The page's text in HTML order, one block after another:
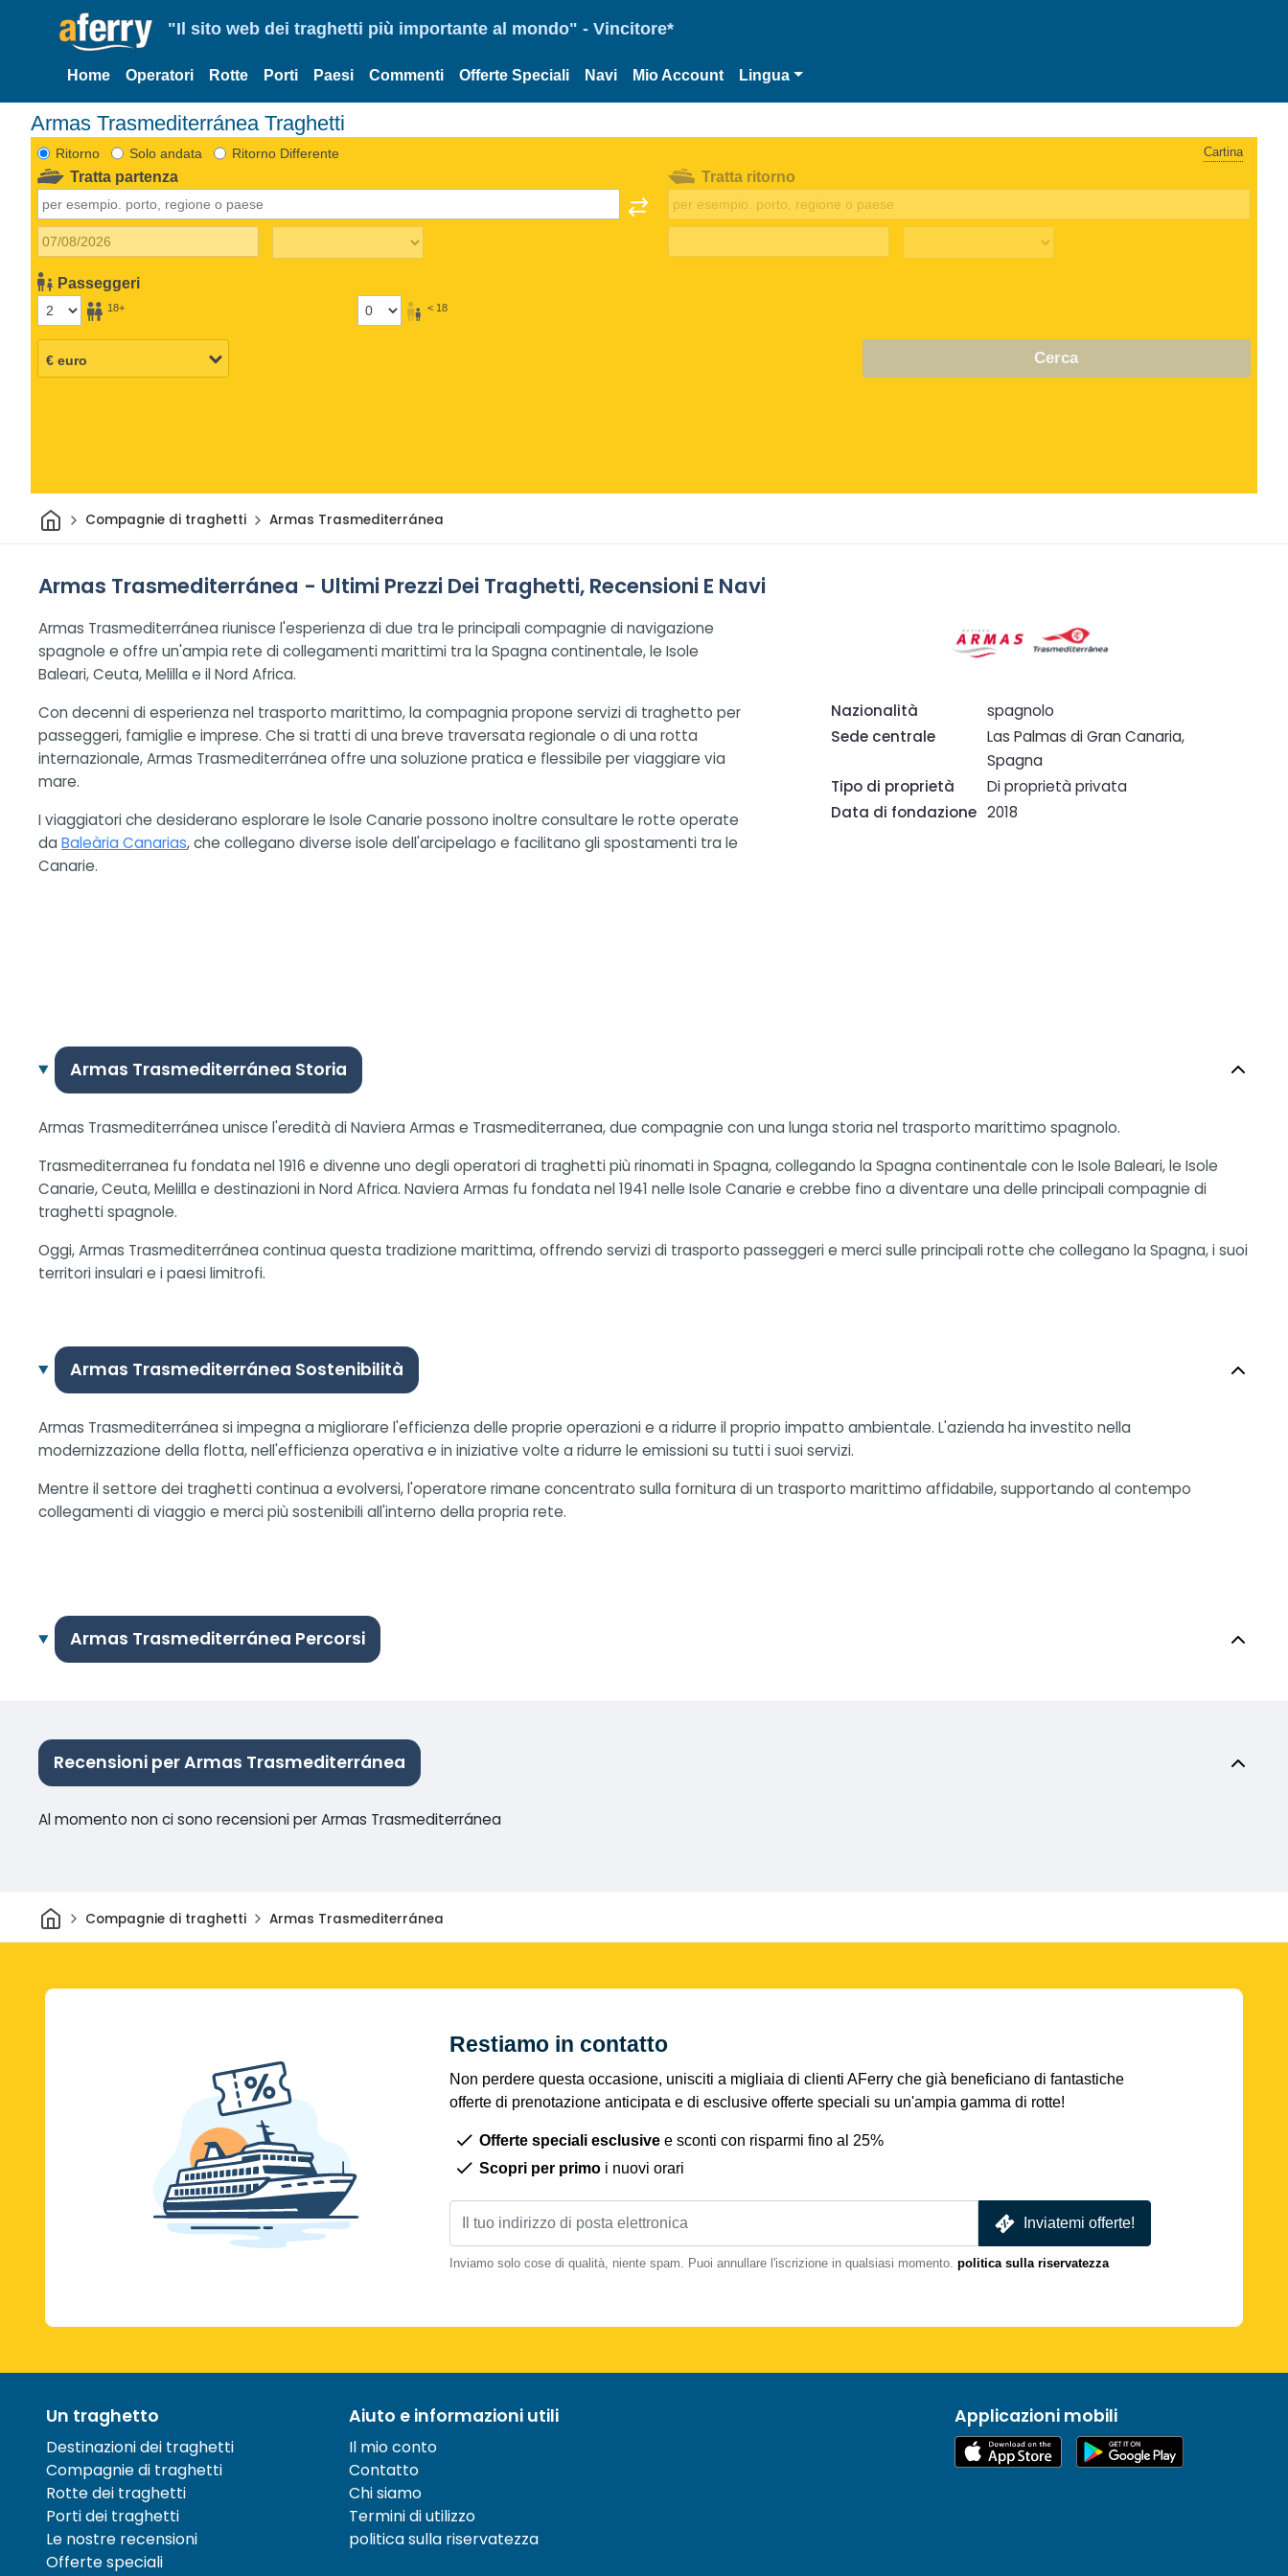
"Il sito web dei traghetti più importante al mondo" - Vincitore*
Home Operatori Rotte Porti Paesi Commenti Offerte Speciali Navi Mio Account Lingua
Armas Trasmediterránea Traghetti
Ritorno Solo andata Ritorno Differente Cartina
Tratta partenza
Passeggeri
18+ < 18
Tratta ritorno
Cerca
CasaCompagnie di traghetti Armas Trasmediterránea
Armas Trasmediterránea - Ultimi Prezzi Dei Traghetti, Recensioni E Navi
Armas Trasmediterránea riunisce l'esperienza di due tra le principali compagnie di navigazione
spagnole e offre un'ampia rete di collegamenti marittimi tra la Spagna continentale, le Isole
Baleari, Ceuta, Melilla e il Nord Africa.
Con decenni di esperienza nel trasporto marittimo, la compagnia propone servizi di traghetto per
passeggeri, famiglie e imprese. Che si tratti di una breve traversata regionale o di una rotta
internazionale, Armas Trasmediterránea offre una soluzione pratica e flessibile per viaggiare via
mare.
I viaggiatori che desiderano esplorare le Isole Canarie possono inoltre consultare le rotte operate
da Baleària Canarias, che collegano diverse isole dell'arcipelago e facilitano gli spostamenti tra le
Canarie.
Nazionalità
spagnolo
Sede centrale
Las Palmas di Gran Canaria,
Spagna
Tipo di proprietà
Di proprietà privata
Data di fondazione 2018
Armas Trasmediterránea Storia
Armas Trasmediterránea unisce l'eredità di Naviera Armas e Trasmediterranea, due compagnie con una lunga storia nel trasporto marittimo spagnolo.
Trasmediterranea fu fondata nel 1916 e divenne uno degli operatori di traghetti più rinomati in Spagna, collegando la Spagna continentale con le Isole Baleari, le Isole
Canarie, Ceuta, Melilla e destinazioni in Nord Africa. Naviera Armas fu fondata nel 1941 nelle Isole Canarie e crebbe fino a diventare una delle principali compagnie di
traghetti spagnole.
Oggi, Armas Trasmediterránea continua questa tradizione marittima, offrendo servizi di trasporto passeggeri e merci sulle principali rotte che collegano la Spagna, i suoi
territori insulari e i paesi limitrofi.
Armas Trasmediterránea Sostenibilità
Armas Trasmediterránea si impegna a migliorare l'efficienza delle proprie operazioni e a ridurre il proprio impatto ambientale. L'azienda ha investito nella
modernizzazione della flotta, nell'efficienza operativa e in iniziative volte a ridurre le emissioni su tutti i suoi servizi.
Mentre il settore dei traghetti continua a evolversi, l'operatore rimane concentrato sulla fornitura di un trasporto marittimo affidabile, supportando al contempo
collegamenti di viaggio e merci più sostenibili all'interno della propria rete.
Armas Trasmediterránea Percorsi
Recensioni per Armas Trasmediterránea
Al momento non ci sono recensioni per Armas Trasmediterránea
CasaCompagnie di traghetti Armas Trasmediterránea
Restiamo in contatto
Non perdere questa occasione, unisciti a migliaia di clienti AFerry che già beneficiano di fantastiche
offerte di prenotazione anticipata e di esclusive offerte speciali su un'ampia gamma di rotte!
Offerte speciali esclusive e sconti con risparmi fino al 25%
Scopri per primo i nuovi orari
Inviatemi offerte!
Inviamo solo cose di qualità, niente spam. Puoi annullare l'iscrizione in qualsiasi momento. politica sulla riservatezza
Un traghetto
Destinazioni dei traghetti
Compagnie di traghetti
Rotte dei traghetti
Porti dei traghetti
Le nostre recensioni
Offerte speciali
Aiuto e informazioni utili
Il mio conto
Contatto
Chi siamo
Termini di utilizzo
politica sulla riservatezza
Applicazioni mobili